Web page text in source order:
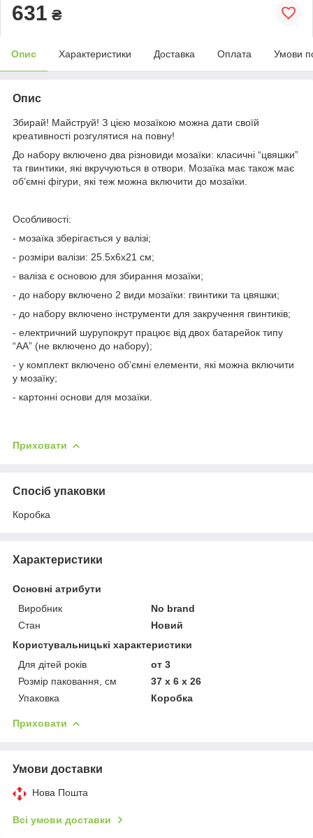
631 ₴
Опис Характеристики Доставка Оплата Умови
Опис
Збирай! Майструй! З цією мозаїкою можна дати своїй
креативності розгулятися на повну!
До набору включено два різновиди мозаїки: класичні “цвяшки”
та гвинтики, які вкручуються в отвори. Мозаїка має також має
об’ємні фігури, які теж можна включити до мозаїки.
Особливості:
- мозаїка зберігається у валізі;
- розміри валізи: 25.5х6х21 см;
- валіза є основою для збирання мозаїки;
- до набору включено 2 види мозаїки: гвинтики та цвяшки;
- до набору включено інструменти для закручення гвинтиків;
- електричний шурупокрут працює від двох батарейок типу
“АА” (не включено до набору);
- у комплект включено об’ємні елементи, які можна включити
у мозаїку;
- картонні основи для мозаїки.
Приховати
Спосіб упаковки
Коробка
Характеристики
Основні атрибути
Виробник
No brand
Стан
Новий
Користувальницькі характеристики
Для дітей років
от 3
Розмір паковання, см
37 x 6 x 26
Упаковка
Коробка
Приховати
Умови доставки
Нова Пошта
Всі умови доставки